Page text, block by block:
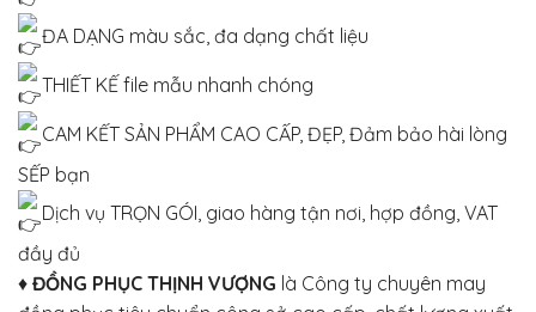
ĐA DẠNG màu sắc, đa dạng chất liệu
THIẾT KẾ file mẫu nhanh chóng
CAM KẾT SẢN PHẨM CAO CẤP, ĐẸP, Đảm bảo hài lòng
SẾP bạn
Dịch vụ TRỌN GÓI, giao hàng tận nơi, hợp đồng, VAT
đầy đủ
♦ ĐỒNG PHỤC THỊNH VƯỢNG là Công ty chuyên may